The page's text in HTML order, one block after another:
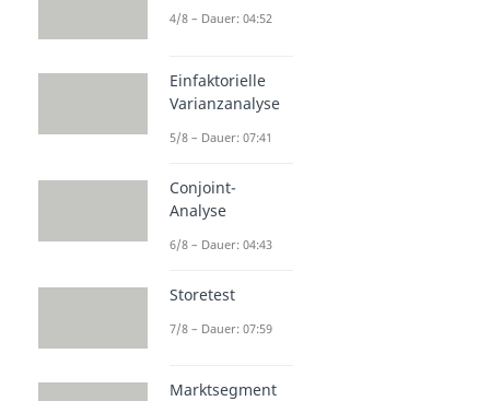
4/8 – Dauer: 04:52
Einfaktorielle
Varianzanalyse
5/8 – Dauer: 07:41
Conjoint-
Analyse
6/8 – Dauer: 04:43
Storetest
7/8 – Dauer: 07:59
Marktsegment